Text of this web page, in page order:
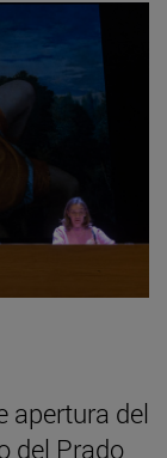
apertura del
del Prado